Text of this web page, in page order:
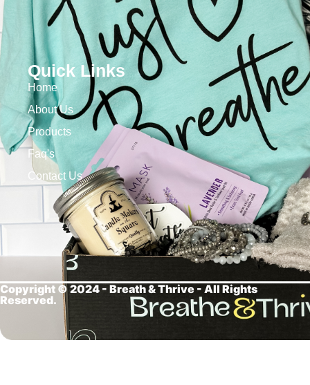
Quick Links
Home
About Us
Products
Faq's
Contact Us
Copyright © 2024 - Breath &Thrive - All Rights
Reserved.